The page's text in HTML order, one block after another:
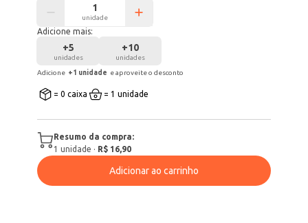
unidade
Adicione mais:
+5
unidades
+10
unidades
Adicione +1 unidade e aproveite o desconto
= 0 caixa = 1 unidade
Resumo da compra:
1 unidade · R$ 16,90
Adicionar ao carrinho